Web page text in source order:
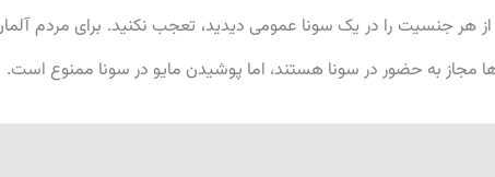
از هر جنسیت را در یک سونا عمومی دیدید، تعجب نکنید. برای مردم
به حضور در سونا هستند، اما پوشیدن مایو در سونا ممنوع است.